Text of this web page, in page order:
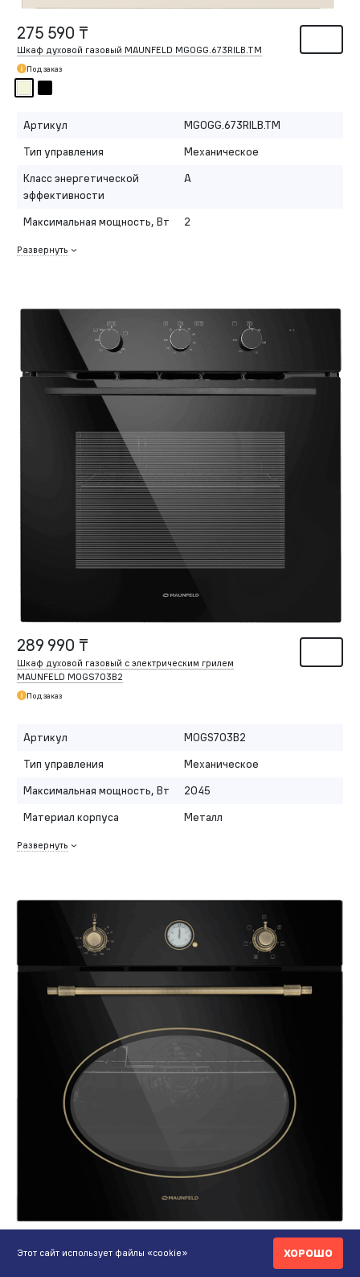
275 590 ₸
Шкаф духовой газовый MAUNFELD MGOGG.673RILB.TM
Под заказ
Артикул
MGOGG.673RILB.TM
Тип управления
Механическое
Класс энергетической
эффективности
A
Максимальная мощность, Вт 2
Развернуть
289 990 ₸
Шкаф духовой газовый с электрическим грилем
MAUNFELD MOGS703B2
Под заказ
Артикул
MOGS703B2
Тип управления
Механическое
Максимальная мощность, Вт
2045
Материал корпуса
Металл
Развернуть
Шкаф духовой электрический MAUNFELD
Этот сайт использует файлы «cookie» ХОРОШО